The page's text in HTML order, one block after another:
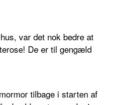
var det nok bedre at
De er til gengæld
tilbage i starten af